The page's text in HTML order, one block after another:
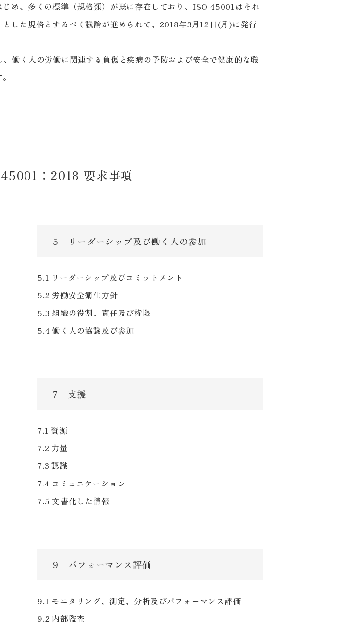
め、多くの標準（規格類）が既に存在しており、ISO 45001はそれ
した規格とするべく議論が進められて、2018年3月12日(月)に発行
働く人の労働に関連する負傷と疾病の予防および安全で健康的な職
：2018 要求事項
5 リーダーシップ及び働く人の参加
5.1 リーダーシップ及びコミットメント
5.2 労働安全衛生方針
5.3 組織の役割、責任及び権限
5.4 働く人の協議及び参加
7 支援
7.1 資源
7.2 力量
7.3 認識
7.4 コミュニケーション
7.5 文書化した情報
9 パフォーマンス評価
9.1 モニタリング、測定、分析及びパフォーマンス評価
9.2 内部監査